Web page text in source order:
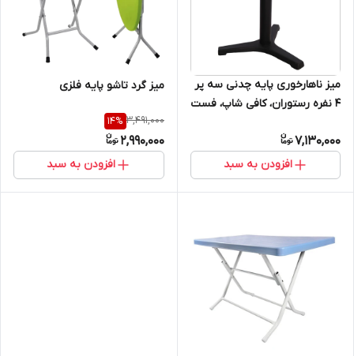
میز ناهارخوری پایه چدنی سه پر
۴ نفره رستوران، کافی شاپ، فست
ویلا
7,130,000
افزودن به سبد
میز گرد تاشو پایه فلزی
3,491,000
14%
2,990,000
افزودن به سبد